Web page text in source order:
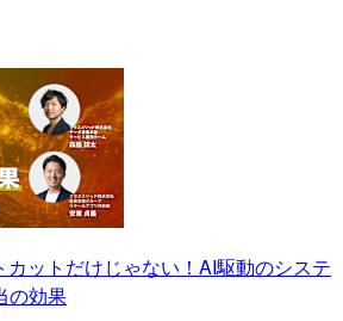
カットだけじゃない！AI駆動のシステ
の効果